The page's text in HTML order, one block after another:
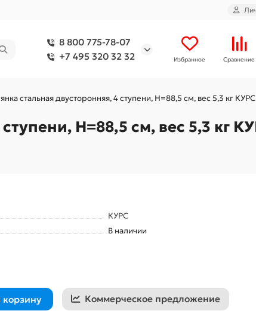
8 800 775-78-07
+7 495 320 32 32
Избранное Сравнение
стальная двусторонняя, 4 ступени, Н=88,5 см, вес 5,3 кг
Н=88,5 см, вес 5,3 кг
КУРС
В наличии
корзину Коммерческое предложение